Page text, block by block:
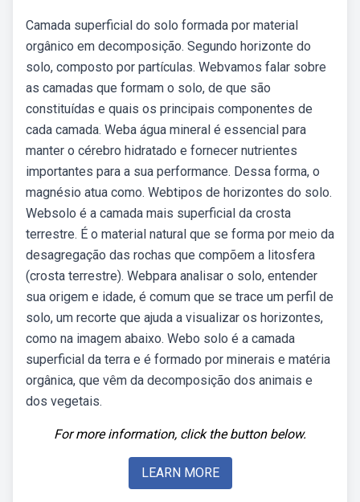
Camada superficial do solo formada por material
orgânico em decomposição. Segundo horizonte do
solo, composto por partículas. Webvamos falar sobre
as camadas que formam o solo, de que são
constituídas e quais os principais componentes de
cada camada. Weba água mineral é essencial para
manter o cérebro hidratado e fornecer nutrientes
importantes para a sua performance. Dessa forma, o
magnésio atua como. Webtipos de horizontes do solo.
Websolo é a camada mais superficial da crosta
terrestre. É o material natural que se forma por meio da
desagregação das rochas que compõem a litosfera
(crosta terrestre). Webpara analisar o solo, entender
sua origem e idade, é comum que se trace um perfil de
solo, um recorte que ajuda a visualizar os horizontes,
como na imagem abaixo. Webo solo é a camada
superficial da terra e é formado por minerais e matéria
orgânica, que vêm da decomposição dos animais e
dos vegetais.
For more information, click the button below.
LEARN MORE